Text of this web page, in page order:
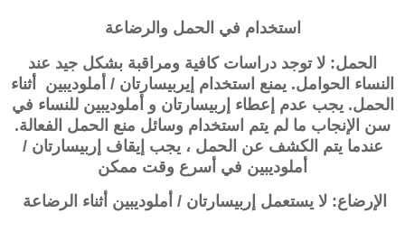
استخدام في الحمل والرضاعة
الحمل: لا توجد دراسات كافية ومراقبة بشكل جيد عند
النساء الحوامل. يمنع استخدام إيربيسارتان / أملوديبين أثناء
الحمل. يجب عدم إعطاء إربيسارتان و أملوديبين للنساء في
سن الإنجاب ما لم يتم استخدام وسائل منع الحمل الفعالة.
عندما يتم الكشف عن الحمل ، يجب إيقاف إربيسارتان /
أملوديبين في أسرع وقت ممكن
الإرضاع: لا يستعمل إربيسارتان / أملوديبين أثناء الرضاعة